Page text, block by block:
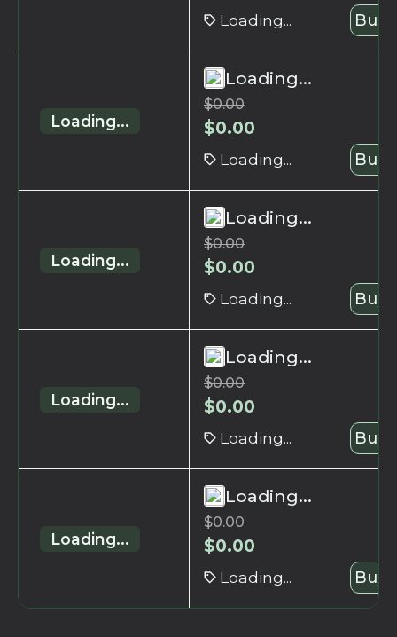
Loading... Buy
Loading...
Loading...
$0.00
$0.00
Loading... Buy
Loading...
Loading...
$0.00
$0.00
Loading... Buy
Loading...
Loading...
$0.00
$0.00
Loading... Buy
Loading...
Loading...
$0.00
$0.00
Loading... Buy